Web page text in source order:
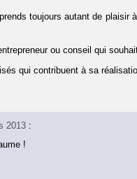
toujours autant de
ou conseil qui
qui contribuent à sa
2013 :
!